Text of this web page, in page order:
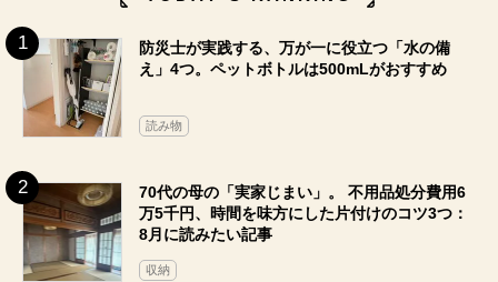
防災士が実践する、万が一に役立つ「水の備
え」4つ。ペットボトルは500mLがおすすめ
読み物
70代の母の「実家じまい」。 不用品処分費用6
万5千円、時間を味方にした片付けのコツ3つ：
8月に読みたい記事
収納